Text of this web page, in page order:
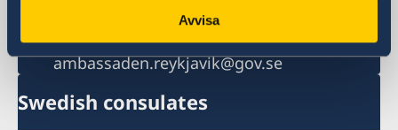
Avvisa
Email
ambassaden.reykjavik@gov.se
Swedish consulates